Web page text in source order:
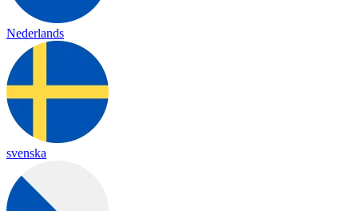
Nederlands
svenska